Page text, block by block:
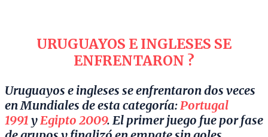
URUGUAYOS E INGLESES SE
ENFRENTARON ?
Uruguayos e ingleses se enfrentaron dos veces
en Mundiales de esta categoría: Portugal
1991 y Egipto 2009. El primer juego fue por fase